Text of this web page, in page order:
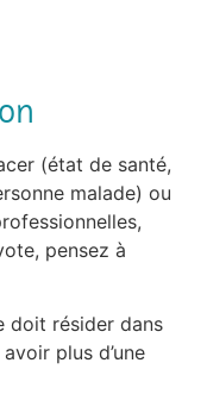
(état de santé,
malade) ou
pensez à
doit résider dans
plus d’une